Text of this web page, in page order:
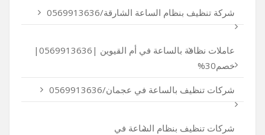
شركة تنظيف بنظام الساعة الشارقة/0569913636
عاملات نظافة بالساعة في أم القيوين |0569913636|
خصم30%
شركات تنظيف بالساعة في عجمان/0569913636
شركات تنظيف بنظام الساعة في